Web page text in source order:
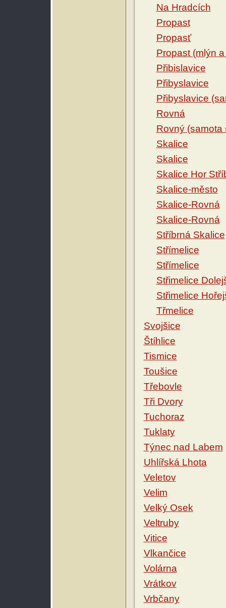
Na Hradcích
Propast
Propasť
Propast (mlýn
Přibislavice
Přibyslavice
Přibyslavice
Rovná
Rovný (samota
Skalice
Skalice
Skalice Hor
Skalice-město
Skalice-Rovná
Skalice-Rovná
Stříbrná Skalice
Střímelice
Střímelice
Střimelice
Střimelice
Třmelice
Svojšice
Štíhlice
Tismice
Toušice
Třebovle
Tři Dvory
Tuchoraz
Tuklaty
Týnec nad Labem
Uhlířská Lhota
Veletov
Velim
Velký Osek
Veltruby
Vitice
Vlkančice
Volárna
Vrátkov
Vrbčany